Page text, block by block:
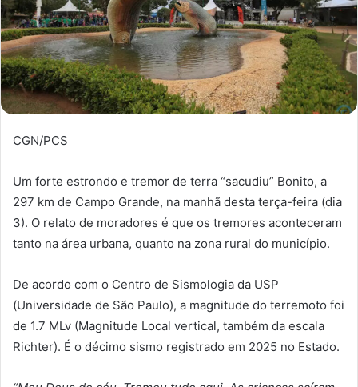
CGN/PCS
Um forte estrondo e tremor de terra “sacudiu” Bonito, a
297 km de Campo Grande, na manhã desta terça-feira (dia
3). O relato de moradores é que os tremores aconteceram
tanto na área urbana, quanto na zona rural do município.
De acordo com o Centro de Sismologia da USP
(Universidade de São Paulo), a magnitude do terremoto foi
de 1.7 MLv (Magnitude Local vertical, também da escala
Richter). É o décimo sismo registrado em 2025 no Estado.